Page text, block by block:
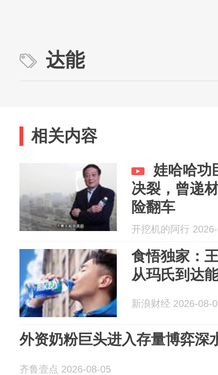
达能
相关内容
娃哈哈功
决裂，曾递
险翻车
开挖机的阿行
食悟独家：
从玛氏到达
新浪财经 2026-08-
外资奶粉巨头进入存量博弈深
齐鲁壹点 2026-08-05